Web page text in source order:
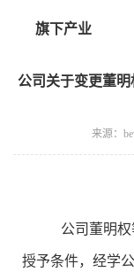
旗下产业
公司关于变更董
来源：
公司 董明权
授予条件，经学